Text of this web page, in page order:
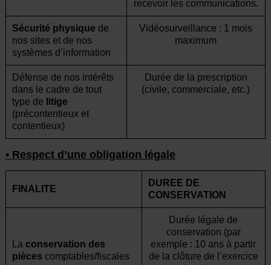
recevoir les communications.
Sécurité physique de
nos sites et de nos
systèmes d’information
Vidéosurveillance : 1 mois
maximum
Défense de nos intérêts
dans le cadre de tout
type de litige
(précontentieux et
contentieux)
Durée de la prescription
(civile, commerciale, etc.)
• Respect d’une obligation légale
FINALITE
DUREE DE
CONSERVATION
La conservation des
pièces comptables/fiscales
Durée légale de
conservation (par
exemple : 10 ans à partir
de la clôture de l’exercice